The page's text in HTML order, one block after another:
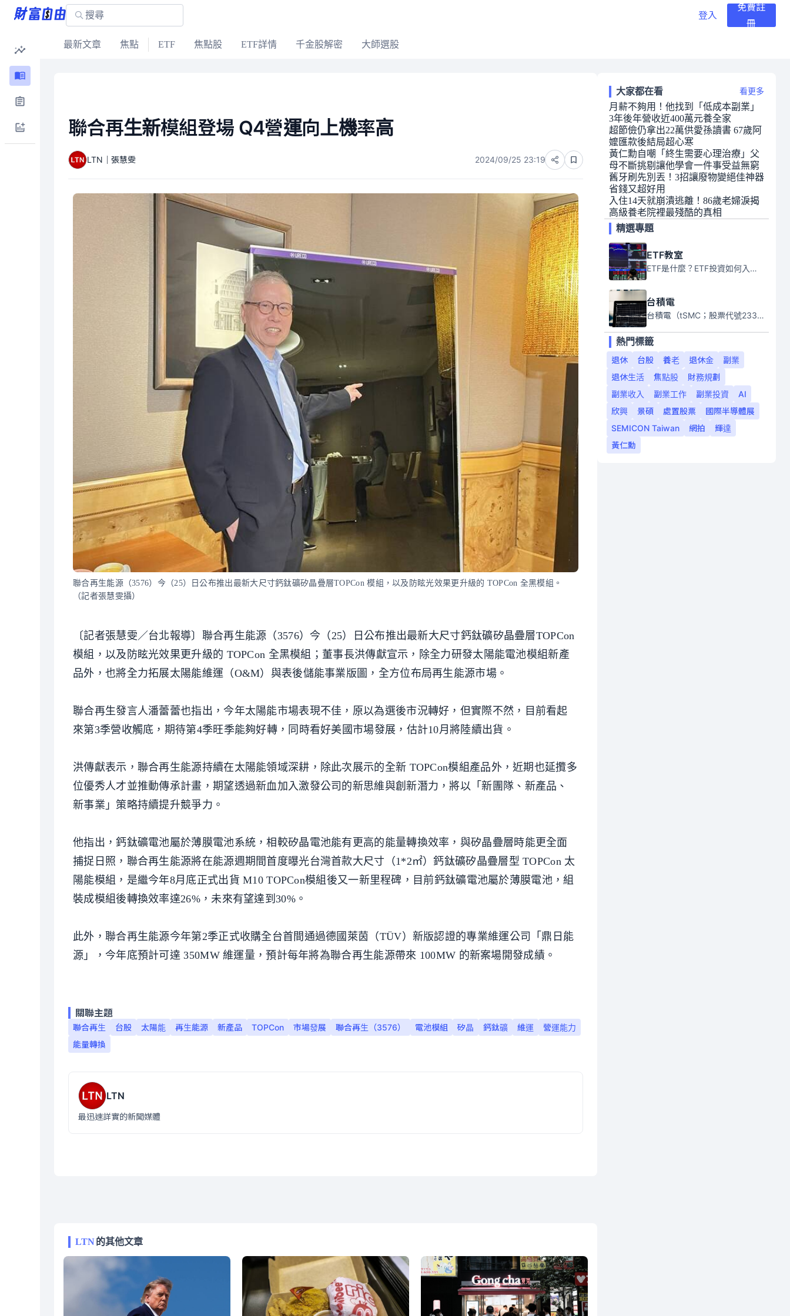
登入
免費註
冊
最新文章 焦點 ETF 焦點股 ETF詳情 千金股解密 大師選股
聯合再生新模組登場 Q4營運向上機率高
LTN｜張慧雯 2024/09/25 23:19
聯合再生能源（3576）今（25）日公布推出最新大尺寸鈣鈦礦矽晶疊層TOPCon 模組，以及防眩光效果更升級的 TOPCon 全黑模組。
（記者張慧雯攝）
〔記者張慧雯／台北報導〕聯合再生能源（3576）今（25）日公布推出最新大尺寸鈣鈦礦矽晶疊層TOPCon
模組，以及防眩光效果更升級的 TOPCon 全黑模組；董事長洪傳獻宣示，除全力研發太陽能電池模組新產
品外，也將全力拓展太陽能維運（O&M）與表後儲能事業版圖，全方位布局再生能源市場。
聯合再生發言人潘蕾蕾也指出，今年太陽能市場表現不佳，原以為選後市況轉好，但實際不然，目前看起
來第3季營收觸底，期待第4季旺季能夠好轉，同時看好美國市場發展，估計10月將陸續出貨。
洪傳獻表示，聯合再生能源持續在太陽能領域深耕，除此次展示的全新 TOPCon模組產品外，近期也延攬多
位優秀人才並推動傳承計畫，期望透過新血加入激發公司的新思維與創新潛力，將以「新團隊、新產品、
新事業」策略持續提升競爭力。
他指出，鈣鈦礦電池屬於薄膜電池系統，相較矽晶電池能有更高的能量轉換效率，與矽晶疊層時能更全面
捕捉日照，聯合再生能源將在能源週期間首度曝光台灣首款大尺寸（1*2㎡）鈣鈦礦矽晶疊層型 TOPCon 太
陽能模組，是繼今年8月底正式出貨 M10 TOPCon模組後又一新里程碑，目前鈣鈦礦電池屬於薄膜電池，組
裝成模組後轉換效率達26%，未來有望達到30%。
此外，聯合再生能源今年第2季正式收購全台首間通過德國萊茵（TÜV）新版認證的專業維運公司「鼎日能
源」，今年底預計可達 350MW 維運量，預計每年將為聯合再生能源帶來 100MW 的新案場開發成績。
關聯主題
聯合再生 台股 太陽能 再生能源 新產品 TOPCon 市場發展 聯合再生（3576） 電池模組 矽晶 鈣鈦礦 維運
營運能力
能量轉換
LTN
最迅速詳實的新聞媒體
LTN的其他文章
大家都在看 看更多
月薪不夠用！他找到「低成本副業」
3年後年營收近400萬元養全家
超節儉仍拿出22萬供愛孫讀書 67歲阿
嬤匯款後結局超心寒
黃仁勳自嘲「終生需要心理治療」父
母不斷挑剔讓他學會一件事受益無窮
舊牙刷先別丟！3招讓廢物變絕佳神器
省錢又超好用
入住14天就崩潰逃離！86歲老婦淚揭
高級養老院裡最殘酷的真相
精選專題
ETF教室
ETF是什麼？ETF投資如何入門？本系列專題文章將會告訴你新手必須知道的ETF基礎知識。
台積電
台積電（tSMC；股票代號2330）是全球領先的半導體代工公司，成立於1987年，總部位於台灣新竹。且已於美國、日本、德國及中國設廠，台積電是全球首家專業積體電路製造服務公司，也是全球最先進和最大規模的半導體代工廠。
熱門標籤
退休
台股 養老 退休金
副業
退休生活
焦點股
財務規劃
副業收入
副業工作 副業投資
AI
欣興
景碩 處置股票
國際半導體展
SEMICON Taiwan
網拍
輝達
黃仁勳